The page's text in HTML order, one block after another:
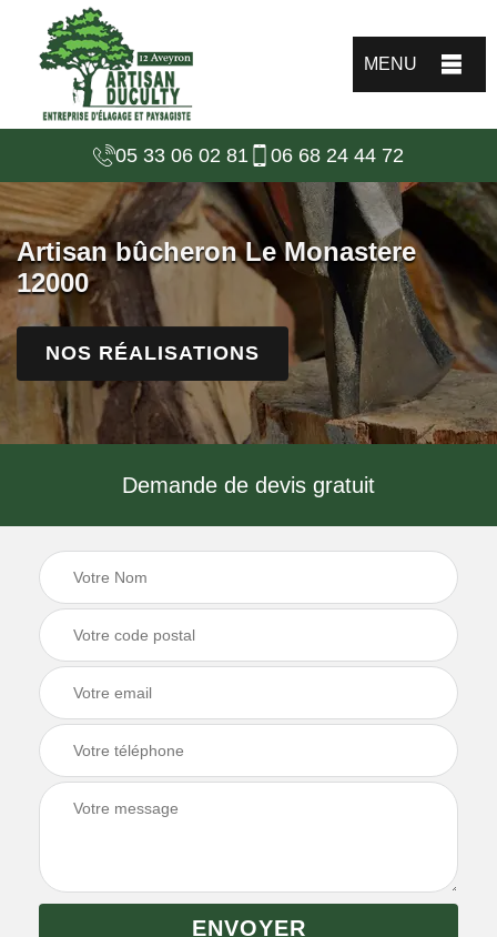
MENU
05 33 06 02 81 06 68 24 44 72
Artisan bûcheron Le Monastere
12000
NOS RÉALISATIONS
Demande de devis gratuit